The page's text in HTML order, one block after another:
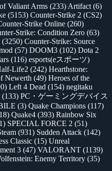
Valiant Arms (233) Artifact (6)
(5153) Counter-Strike 2 (CS2)
Strike Online (260)
Strike: Condition Zero (63)
(3250) Counter-Strike: Source
(57) DOOM3 (102) Dota 2
(116) esports(eスポーツ)
Life2 (242) Hearthstone:
Newerth (49) Heroes of the
Left 4 Dead (154) negitaku
(133) PC・ゲーミングデバイス
(3) Quake Champions (117)
Quake4 (393) Rainbow Six
SPECIAL FORCE 2 (51)
(931) Sudden Attack (142)
Classic (15) Unreal
3 (47) VALORANT (1139)
Enemy Territory (35)